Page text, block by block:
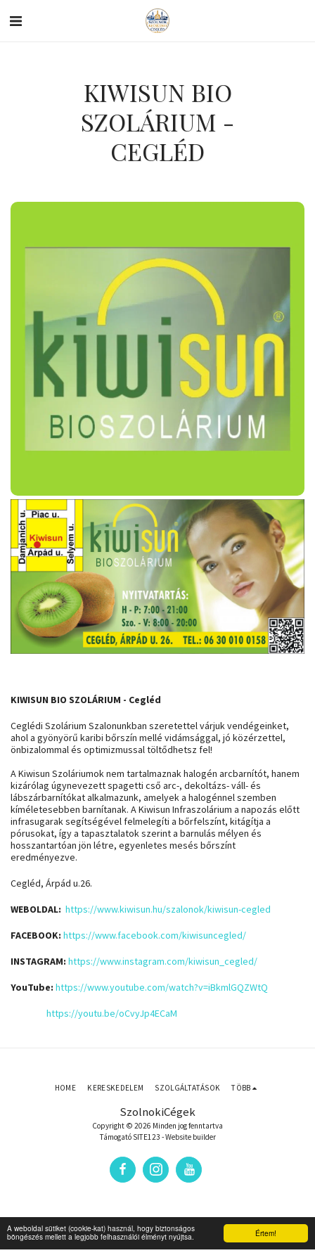
Értem!
A weboldal sütiket (cookie-kat) használ, hogy biztonságos
böngészés mellett a legjobb felhasználói élményt nyújtsa.
KIWISUN BIO
SZOLÁRIUM -
CEGLÉD
KIWISUN BIO SZOLÁRIUM - Cegléd
Ceglédi Szolárium Szalonunkban szeretettel várjuk vendégeinket,
ahol a gyönyörű karibi bőrszín mellé vidámsággal, jó közérzettel,
önbizalommal és optimizmussal töltődhetsz fel!
A Kiwisun Szoláriumok nem tartalmaznak halogén arcbarnítót, hanem
kizárólag úgynevezett spagetti cső arc-, dekoltázs- váll- és
lábszárbarnítókat alkalmazunk, amelyek a halogénnel szemben
kíméletesebben barnítanak. A Kiwisun Infraszolárium a napozás előtt
infrasugarak segítségével felmelegíti a bőrfelszínt, kitágítja a
pórusokat, így a tapasztalatok szerint a barnulás mélyen és
hosszantartóan jön létre, egyenletes mesés bőrszínt
eredményezve.
Cegléd, Árpád u.26.
WEBOLDAL: https://www.kiwisun.hu/szalonok/kiwisun-cegled
FACEBOOK: https://www.facebook.com/kiwisuncegled/
INSTAGRAM: https://www.instagram.com/kiwisun_cegled/
YouTube: https://www.youtube.com/watch?v=iBkmlGQZWtQ
https://youtu.be/oCvyJp4ECaM
SzolnokiCégek
Copyright © 2026 Minden jog fenntartva
Támogató SITE123 -Website builder
HOME KERESKEDELEM SZOLGÁLTATÁSOK TÖBB